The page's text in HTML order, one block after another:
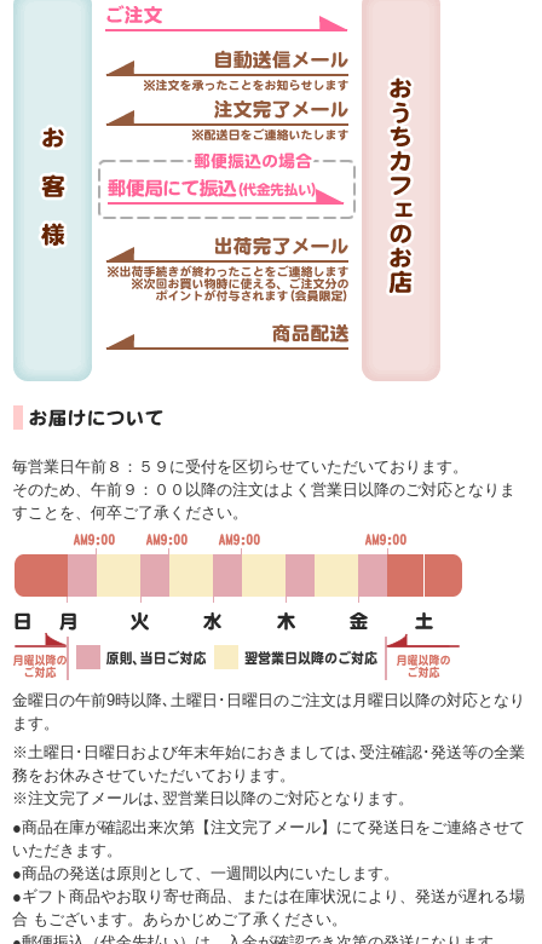
毎営業日午前８：５９に受付を区切らせていただいております。
そのため、午前９：００以降の注文はよく営業日以降のご対応となりま
すことを、何卒ご了承ください。
金曜日の午前9時以降､土曜日･日曜日のご注文は月曜日以降の対応となり
ます。
※土曜日･日曜日および年末年始におきましては､受注確認･発送等の全業
務をお休みさせていただいております。
※注文完了メールは､翌営業日以降のご対応となります。
●商品在庫が確認出来次第【注文完了メール】にて発送日をご連絡させて
いただきます。
●商品の発送は原則として、一週間以内にいたします。
●ギフト商品やお取り寄せ商品、または在庫状況により、発送が遅れる場
合 もございます。あらかじめご了承ください。